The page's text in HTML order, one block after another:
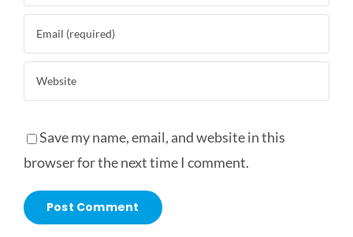
Save my name, email, and website in this
browser for the next time I comment.